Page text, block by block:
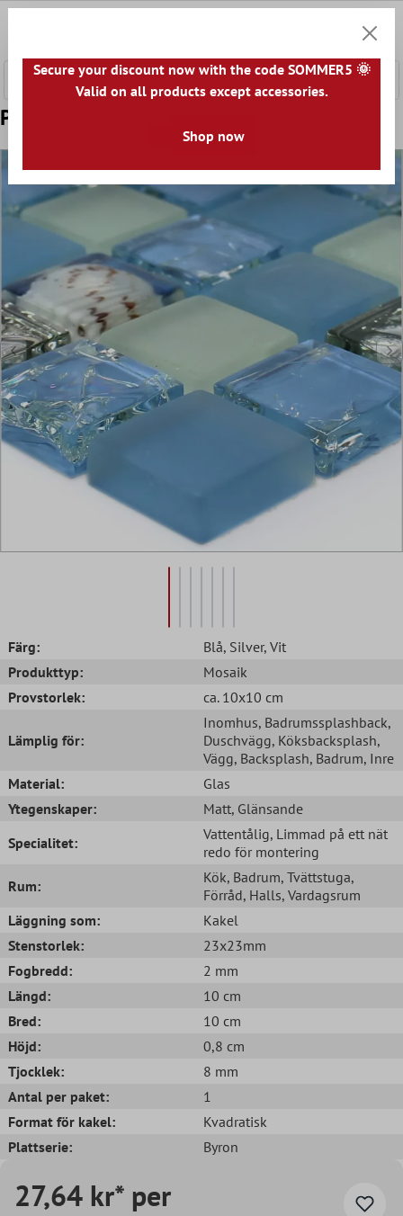
Prov från Glas Skal Mosaik Byron Blå Mix
Färg: Blå, Silver, Vit
Produkttyp:
Mosaik
Provstorlek:
ca. 10x10 cm
Lämplig för:
Inomhus, Badrumssplashback,
Duschvägg, Köksbacksplash,
Vägg, Backsplash, Badrum, Inre
Material:
Glas
Ytegenskaper:
Matt, Glänsande
Specialitet:
Vattentålig, Limmad på ett nät
redo för montering
Rum:
Kök, Badrum, Tvättstuga,
Förråd, Halls, Vardagsrum
Läggning som:
Kakel
Stenstorlek:
23x23mm
Fogbredd:
2 mm
Längd:
10 cm
Bred:
10 cm
Höjd:
0,8 cm
Tjocklek:
8 mm
Antal per paket:
1
Format för kakel:
Kvadratisk
Plattserie:
Byron
27,64 kr* per
Secure your discount now with the code SOMMER5 🌞
Valid on all products except accessories.
Shop now